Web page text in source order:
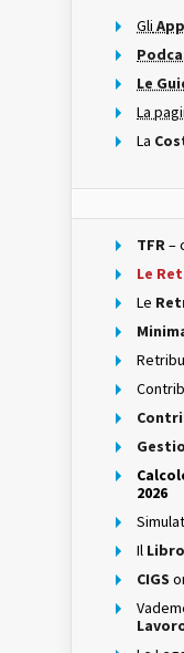
Gli
Le
La
La
TFR–
Le
Le
2026
Il
CIGS